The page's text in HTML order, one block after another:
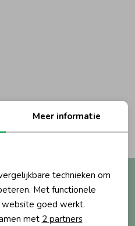
acties én direct
Meer informatie
technieken om
Met functionele
goed werkt.
met 2 partners